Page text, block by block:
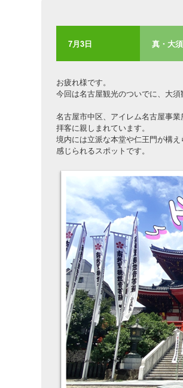
7月3日 真・大
お疲れ様です。
今回は名古屋観光のついでに、大
名古屋市中区、アイレム名古屋事
拝客に親しまれています。
境内には立派な本堂や仁王門が構
感じられるスポットです。